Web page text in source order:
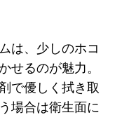
は、少しのホコ
せるのが魅力。
で優しく拭き取
場合は衛生面に